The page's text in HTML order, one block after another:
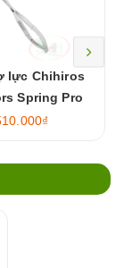
lực Chihiros
Spring Pro